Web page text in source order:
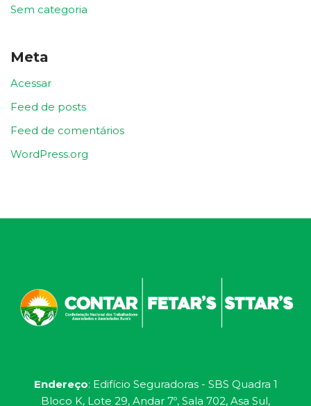
Sem categoria
Meta
Acessar
Feed de posts
Feed de comentários
WordPress.org
Endereço: Edifício Seguradoras - SBS Quadra 1
Bloco K, Lote 29, Andar 7º, Sala 702, Asa Sul,